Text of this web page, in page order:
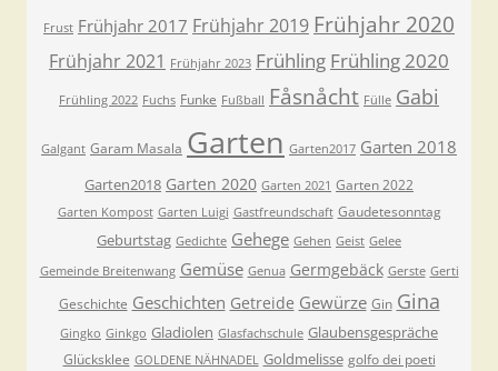
Frust Frühjahr 2017 Frühjahr 2019 Frühjahr 2020
Frühjahr 2021 Frühjahr 2023 Frühling Frühling 2020
Frühling 2022 Fuchs Funke Fußball Fåsnåcht Fülle Gabi
Galgant Garam Masala Garten Garten2017 Garten 2018
Garten2018 Garten 2020 Garten 2021 Garten 2022
Garten Kompost Garten Luigi Gastfreundschaft Gaudetesonntag
Geburtstag Gedichte Gehege Gehen Geist Gelee
Gemeinde Breitenwang Gemüse Genua Germgebäck Gerste Gerti
Geschichte Geschichten Getreide Gewürze Gin Gina
Gingko Ginkgo Gladiolen Glasfachschule Glaubensgespräche
Glücksklee GOLDENE NÄHNADEL Goldmelisse golfo dei poeti